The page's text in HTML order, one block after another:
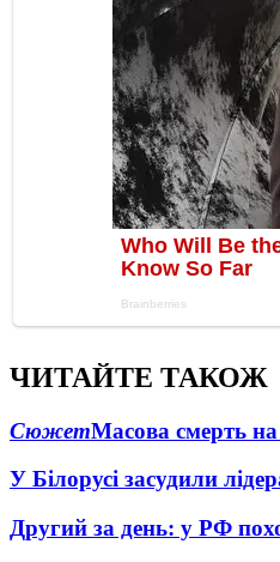
ЧИТАЙТЕ ТАКОЖ
СюжетМасова смерть
У Білорусі засудили
Другий за день: у РФ